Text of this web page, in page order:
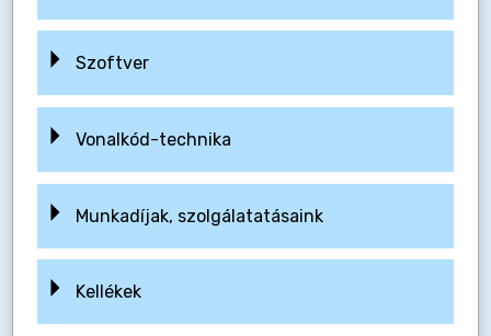
Szoftver
Vonalkód-technika
Munkadíjak, szolgálatatásaink
Kellékek